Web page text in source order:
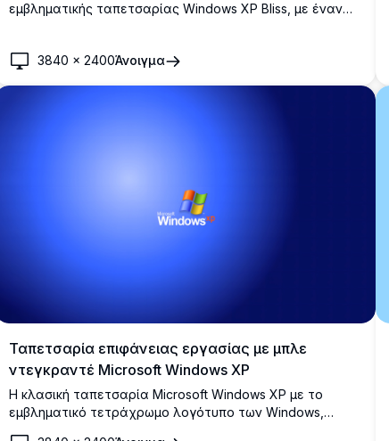
εμβληματικής ταπετσαρίας Windows XP Bliss, με έναν
φόντα επιφάνειας εργασίας.
3840 ×2400Άνοιγμα
Ταπετσαρία επιφάνειας εργασίας με μπλε
ντεγκραντέ Microsoft Windows XP
Η κλασική ταπετσαρία Microsoft Windows XP με το
εμβληματικό τετράχρωμο λογότυπο των Windows,